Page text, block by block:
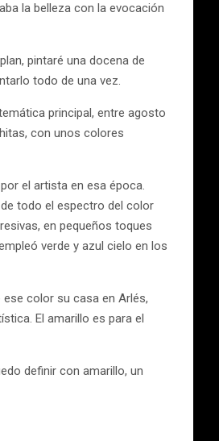
la belleza con la evocación
pintaré una docena de
todo de una vez.
principal, entre agosto
con unos colores
el artista en esa época.
todo el espectro del color
en pequeños toques
verde y azul cielo en los
color su casa en Arlés,
El amarillo es para el
definir con amarillo, un